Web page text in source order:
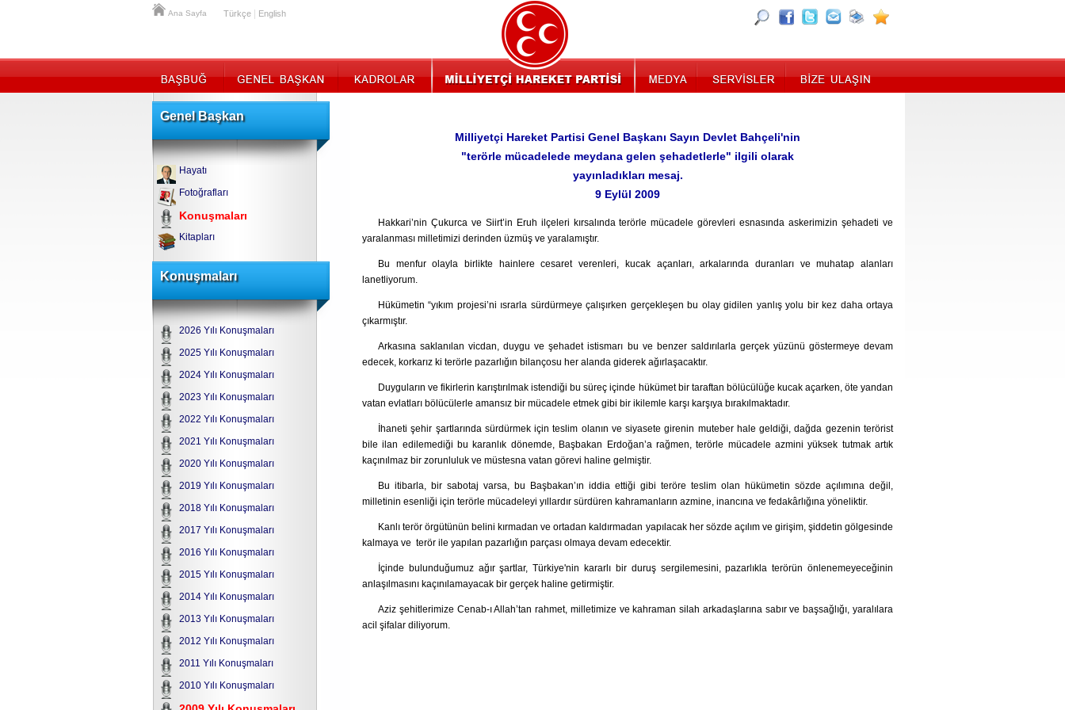
Ana Sayfa Türkçe English
Genel Başkan
Hayatı
Fotoğrafları
Konuşmaları
Kitapları
Konuşmaları
2026 Yılı Konuşmaları
2025 Yılı Konuşmaları
2024 Yılı Konuşmaları
2023 Yılı Konuşmaları
2022 Yılı Konuşmaları
2021 Yılı Konuşmaları
2020 Yılı Konuşmaları
2019 Yılı Konuşmaları
2018 Yılı Konuşmaları
2017 Yılı Konuşmaları
2016 Yılı Konuşmaları
2015 Yılı Konuşmaları
2014 Yılı Konuşmaları
2013 Yılı Konuşmaları
2012 Yılı Konuşmaları
2011 Yılı Konuşmaları
2010 Yılı Konuşmaları
Milliyetçi Hareket Partisi Genel Başkanı Sayın Devlet Bahçeli'nin
"terörle mücadelede meydana gelen şehadetlerle" ilgili olarak
yayınladıkları mesaj.
9 Eylül 2009
Hakkari’nin Çukurca ve Siirt’in Eruh ilçeleri kırsalında terörle mücadele görevleri esnasında askerimizin şehadeti ve
yaralanması milletimizi derinden üzmüş ve yaralamıştır.
Bu menfur olayla birlikte hainlere cesaret verenleri, kucak açanları, arkalarında duranları ve muhatap alanları
lanetliyorum.
Hükümetin “yıkım projesi’ni ısrarla sürdürmeye çalışırken gerçekleşen bu olay gidilen yanlış yolu bir kez daha ortaya
çıkarmıştır.
Arkasına saklanılan vicdan, duygu ve şehadet istismarı bu ve benzer saldırılarla gerçek yüzünü göstermeye devam
edecek, korkarız ki terörle pazarlığın bilançosu her alanda giderek ağırlaşacaktır.
Duyguların ve fikirlerin karıştırılmak istendiği bu süreç içinde hükümet bir taraftan bölücülüğe kucak açarken, öte yandan
vatan evlatları bölücülerle amansız bir mücadele etmek gibi bir ikilemle karşı karşıya bırakılmaktadır.
İhaneti şehir şartlarında sürdürmek için teslim olanın ve siyasete girenin muteber hale geldiği, dağda gezenin terörist
bile ilan edilemediği bu karanlık dönemde, Başbakan Erdoğan’a rağmen, terörle mücadele azmini yüksek tutmak artık
kaçınılmaz bir zorunluluk ve müstesna vatan görevi haline gelmiştir.
Bu itibarla, bir sabotaj varsa, bu Başbakan’ın iddia ettiği gibi teröre teslim olan hükümetin sözde açılımına değil,
milletinin esenliği için terörle mücadeleyi yıllardır sürdüren kahramanların azmine, inancına ve fedakârlığına yöneliktir.
Kanlı terör örgütünün belini kırmadan ve ortadan kaldırmadan yapılacak her sözde açılım ve girişim, şiddetin gölgesinde
kalmaya ve terör ile yapılan pazarlığın parçası olmaya devam edecektir.
İçinde bulunduğumuz ağır şartlar, Türkiye'nin kararlı bir duruş sergilemesini, pazarlıkla terörün önlenemeyeceğinin
anlaşılmasını kaçınılamayacak bir gerçek haline getirmiştir.
Aziz şehitlerimize Cenab-ı Allah’tan rahmet, milletimize ve kahraman silah arkadaşlarına sabır ve başsağlığı, yaralılara
acil şifalar diliyorum.